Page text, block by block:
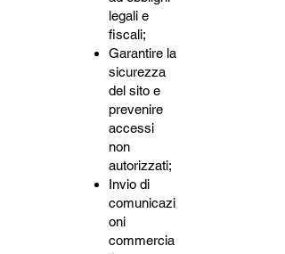
legali e
fiscali;
Garantire la
sicurezza
del sito e
prevenire
accessi
non
autorizzati;
Invio di
comunicazi
oni
commercia